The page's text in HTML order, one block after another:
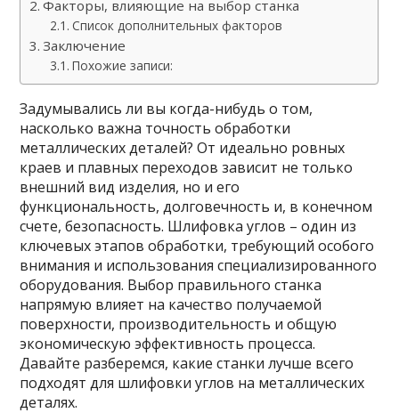
Факторы, влияющие на выбор станка
Список дополнительных факторов
Заключение
Похожие записи:
Задумывались ли вы когда-нибудь о том,
насколько важна точность обработки
металлических деталей? От идеально ровных
краев и плавных переходов зависит не только
внешний вид изделия, но и его
функциональность, долговечность и, в конечном
счете, безопасность. Шлифовка углов – один из
ключевых этапов обработки, требующий особого
внимания и использования специализированного
оборудования. Выбор правильного станка
напрямую влияет на качество получаемой
поверхности, производительность и общую
экономическую эффективность процесса.
Давайте разберемся, какие станки лучше всего
подходят для шлифовки углов на металлических
деталях.